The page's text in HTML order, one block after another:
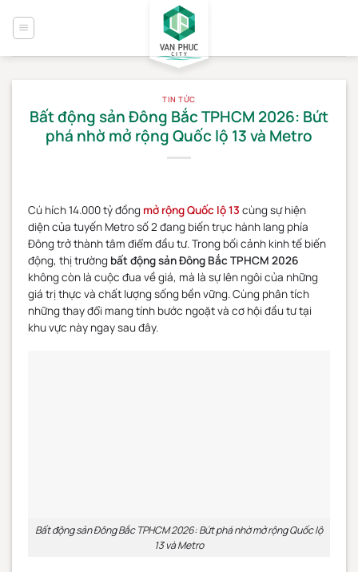
qua
nội
dung
TIN TỨC
Bất động sản Đông Bắc TPHCM 2026: Bứt
phá nhờ mở rộng Quốc lộ 13 và Metro
Cú hích 14.000 tỷ đồng mở rộng Quốc lộ 13 cùng sự hiện
diện của tuyến Metro số 2 đang biến trục hành lang phía
Đông trở thành tâm điểm đầu tư. Trong bối cảnh kinh tế biến
động, thị trường bất động sản Đông Bắc TPHCM 2026
không còn là cuộc đua về giá, mà là sự lên ngôi của những
giá trị thực và chất lượng sống bền vững. Cùng phân tích
những thay đổi mang tính bước ngoặt và cơ hội đầu tư tại
khu vực này ngay sau đây.
Bất động sản Đông Bắc TPHCM 2026: Bứt phá nhờ mở rộng Quốc lộ
13 và Metro